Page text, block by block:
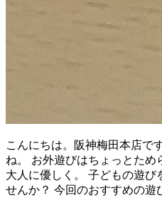
こんにちは。阪神梅田本店で
ね。 お外遊びはちょっとため
大人に優しく。 子どもの遊び
せんか？ 今回のおすすめの遊